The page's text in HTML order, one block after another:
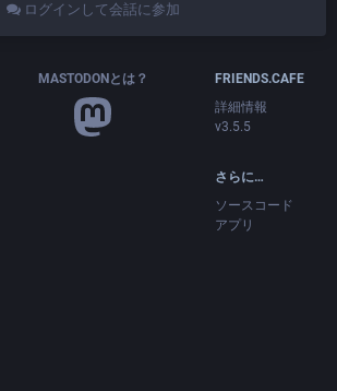
ログインして会話に参加
MASTODONとは？
FRIENDS.CAFE
詳細情報
v3.5.5
さらに…
ソースコード
アプリ